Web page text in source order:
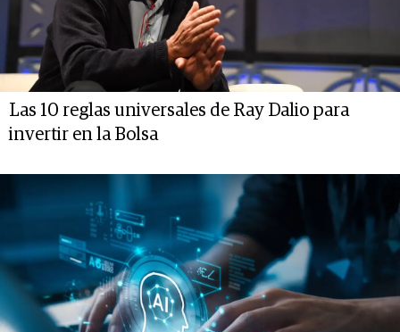
Las 10 reglas universales de Ray Dalio para
invertir en la Bolsa